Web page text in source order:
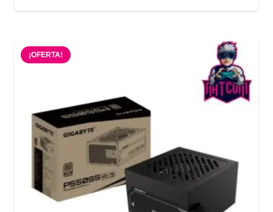
precio precio
¡OFERTA!